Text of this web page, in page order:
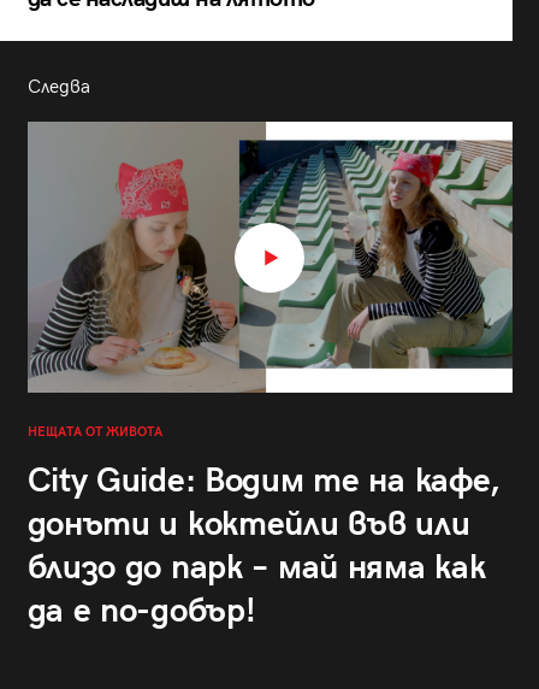
Следва
НЕЩАТА ОТ ЖИВОТА
City Guide: Водим те на кафе,
донъти и коктейли във или
близо до парк – май няма как
да е по-добър!